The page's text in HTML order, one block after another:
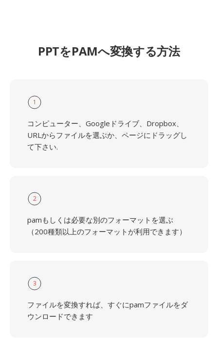
PPTをPAMへ変換する方法
1
コンピューター、Googleドライブ、Dropbox、
URLからファイルを選ぶか、ページにドラッグし
て下さい.
2
pamもしくは必要な別のフォーマットを選ぶ
（200種類以上のフォーマットが利用できます）
3
ファイルを変換すれば、すぐにpamファイルをダ
ウンロードできます